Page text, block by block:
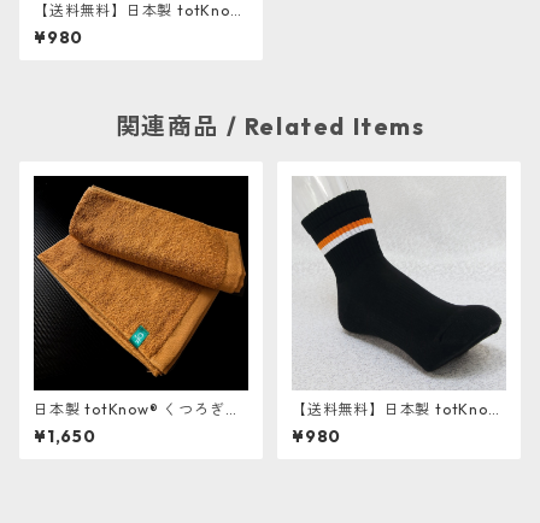
【送料無料】日本製 totKnow
® ビジネス靴下 2足組 《抗菌
と消臭のハイブリッド》
¥980
関連商品 / Related Items
日本製 totKnow® くつろぎタ
オル《毎日をもっと清潔に、
もっとやさしく。》
¥1,650
【送料無料】日本製 totKnow
® スポーツ靴下 2足組《消臭と
吸汗を徹底追及》
¥980